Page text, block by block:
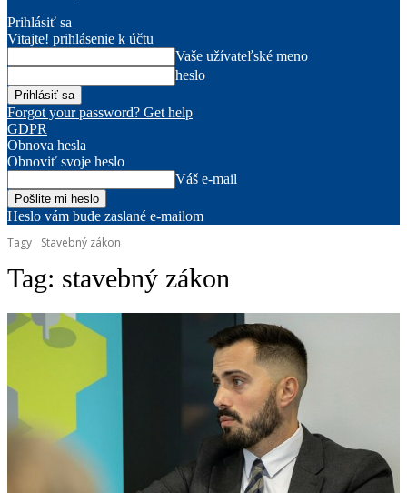
Prihlásiť sa
Vitajte! prihlásenie k účtu
Vaše užívateľské meno
heslo
Forgot your password? Get help
GDPR
Obnova hesla
Obnoviť svoje heslo
Váš e-mail
Heslo vám bude zaslané e-mailom
Tagy
Stavebný zákon
Tag: stavebný zákon